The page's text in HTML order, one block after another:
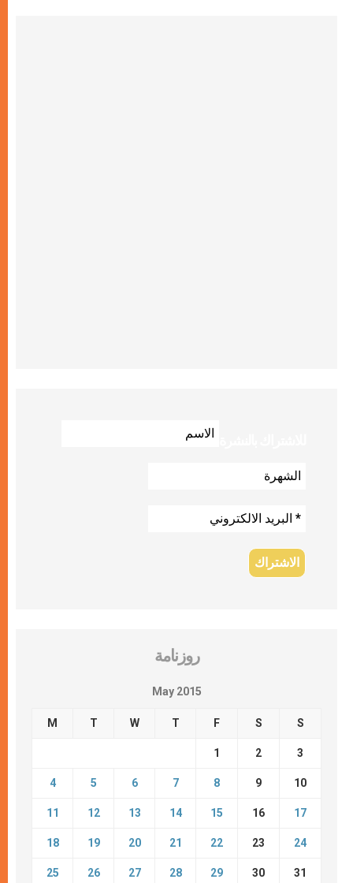
روزنامة
May 2015
M T W T F S S
1 2 3
4 5 6 7 8 9 10
11 12 13 14 15 16 17
18 19 20 21 22 23 24
25 26 27 28 29 30 31